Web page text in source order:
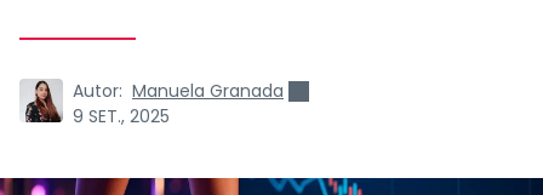
Autor: Manuela Granada
9 SET., 2025